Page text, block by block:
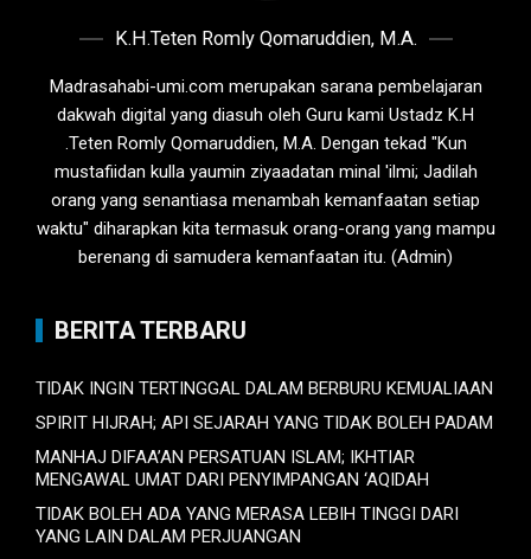
K.H.Teten Romly Qomaruddien, M.A.
Madrasahabi-umi.com merupakan sarana pembelajaran
dakwah digital yang diasuh oleh Guru kami Ustadz K.H
.Teten Romly Qomaruddien, M.A. Dengan tekad "Kun
mustafiidan kulla yaumin ziyaadatan minal 'ilmi; Jadilah
orang yang senantiasa menambah kemanfaatan setiap
waktu" diharapkan kita termasuk orang-orang yang mampu
berenang di samudera kemanfaatan itu. (Admin)
BERITA TERBARU
TIDAK INGIN TERTINGGAL DALAM BERBURU KEMUALIAAN
SPIRIT HIJRAH; API SEJARAH YANG TIDAK BOLEH PADAM
MANHAJ DIFAA’AN PERSATUAN ISLAM; IKHTIAR
MENGAWAL UMAT DARI PENYIMPANGAN ‘AQIDAH
TIDAK BOLEH ADA YANG MERASA LEBIH TINGGI DARI
YANG LAIN DALAM PERJUANGAN